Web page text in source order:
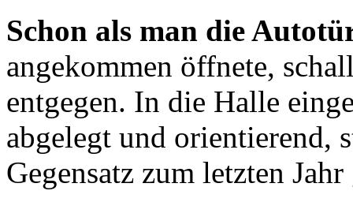
Schon als man die
angekommen öffnete,
entgegen. In die Halle
abgelegt und orientierend,
Gegensatz zum letzten